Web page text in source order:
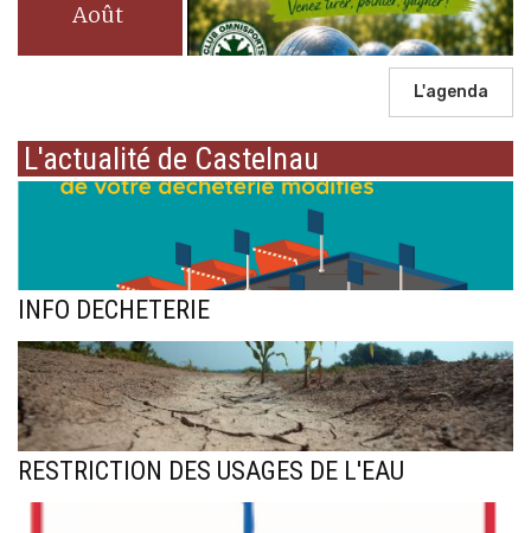
Août
L'agenda
L'actualité de Castelnau
INFO DECHETERIE
RESTRICTION DES USAGES DE L'EAU